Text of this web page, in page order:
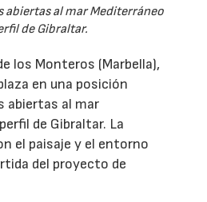
abiertas al mar Mediterráneo
de Gibraltar.
los Monteros (Marbella),
en una posición
abiertas al mar
de Gibraltar. La
el paisaje y el entorno
del proyecto de